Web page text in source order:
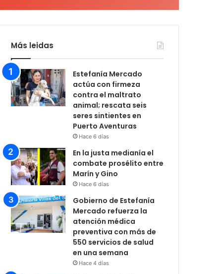
Más leidas
Estefanía Mercado
actúa con firmeza
contra el maltrato
animal; rescata seis
seres sintientes en
Puerto Aventuras
Hace 6 días
En la justa medianía el
combate prosélito entre
Marín y Gino
Hace 6 días
Gobierno de Estefanía
Mercado refuerza la
atención médica
preventiva con más de
550 servicios de salud
en una semana
Hace 4 días